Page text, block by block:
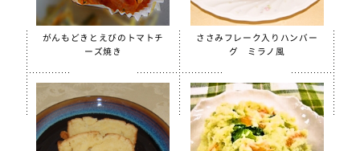
がんもどきとえびのトマトチ
ーズ焼き
ささみフレーク入りハンバー
グ ミラノ風